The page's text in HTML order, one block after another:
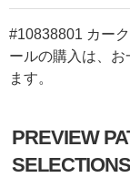
#10838801 カー
ールの購入は、
ます。
PREVIEW
SELECTIONS